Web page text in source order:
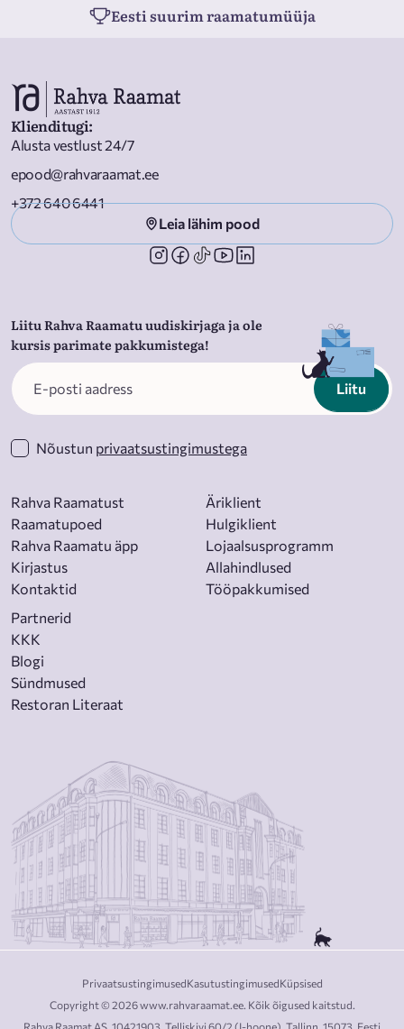
Eesti suurim raamatumüüja
Klienditugi:
Alusta vestlust 24/7
epood@rahvaraamat.ee
+372 640 6441
Leia lähim pood
Liitu Rahva Raamatu uudiskirjaga ja ole
kursis parimate pakkumistega!
Liitu
Nõustun privaatsustingimustega
Rahva Raamatust
Raamatupoed
Rahva Raamatu äpp
Kirjastus
Kontaktid
Äriklient
Hulgiklient
Lojaalsusprogramm
Allahindlused
Tööpakkumised
Partnerid
KKK
Blogi
Sündmused
Restoran Literaat
Copyright © 2026 www.rahvaraamat.ee. Kõik õigused kaitstud.
PrivaatsustingimusedKasutustingimusedKüpsised